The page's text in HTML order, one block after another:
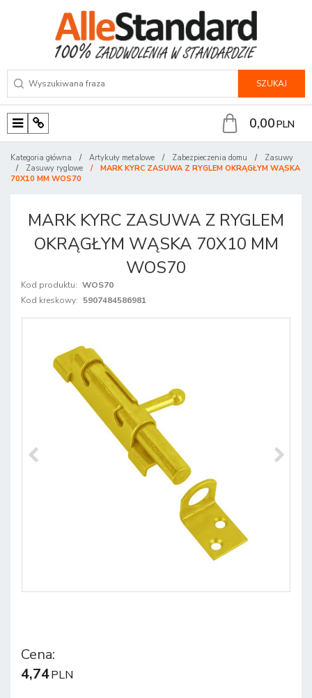
SZUKAJ
M
n
u
P
n
e
0,00PLN
Kategoria główna / Artykuły metalowe / Zabezpieczenia domu /
Zasuwy
/
Zasuwy ryglowe /
MARK KYRC ZASUWA Z RYGLEM OKRĄGŁYM WĄSKA
70X10 MM WOS70
MARK KYRC ZASUWA Z RYGLEM
OKRĄGŁYM WĄSKA 70X10 MM
WOS70
Kod produktu: WOS70
Kod kreskowy: 5907484586981
Cena:
4,74PLN